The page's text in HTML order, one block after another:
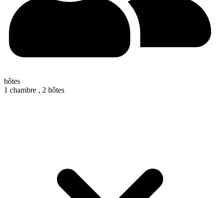
hôtes
1 chambre , 2 hôtes